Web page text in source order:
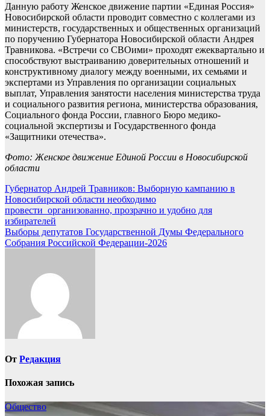
Данную работу Женское движение партии «Единая Россия»
Новосибирской области проводит совместно с коллегами из
министерств, государственных и общественных организаций
по поручению Губернатора Новосибирской области Андрея
Травникова. «Встречи со СВОими» проходят ежеквартально и
способствуют выстраиванию доверительных отношений и
конструктивному диалогу между военными, их семьями и
экспертами из Управления по организации социальных
выплат, Управления занятости населения министерства труда
и социального развития региона, министерства образования,
Социального фонда России, главного Бюро медико-
социальной экспертизы и Государственного фонда
«Защитники отечества».
Фото: Женское движение Единой России в Новосибирской
области
Навигация
по
записям
Губернатор Андрей Травников: Выборную кампанию в
Новосибирской области необходимо
провести организованно, прозрачно и удобно для
избирателей
Выборы депутатов Государственной Думы Федерального
Собрания Российской Федерации-2026
От Редакция
Похожая запись
Общество